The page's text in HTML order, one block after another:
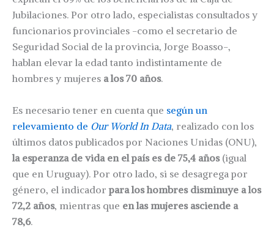
Jubilaciones. Por otro lado, especialistas consultados y
funcionarios provinciales -como el secretario de
Seguridad Social de la provincia, Jorge Boasso-,
hablan elevar la edad tanto indistintamente de
hombres y mujeres a los 70 años.
Es necesario tener en cuenta que según un
relevamiento de Our World In Data, realizado con los
últimos datos publicados por Naciones Unidas (ONU),
la esperanza de vida en el país es de 75,4 años(igual
que en Uruguay). Por otro lado, si se desagrega por
género, el indicadorpara los hombres disminuye a los
72,2 años, mientras que en las mujeres asciende a
78,6.